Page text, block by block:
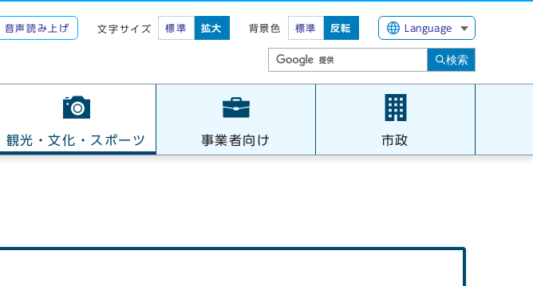
音声読み上げ 文字サイズ 標準 拡大 背景色 標準 反転 Language
検索
観光・文化・スポーツ 事業者向け 市政